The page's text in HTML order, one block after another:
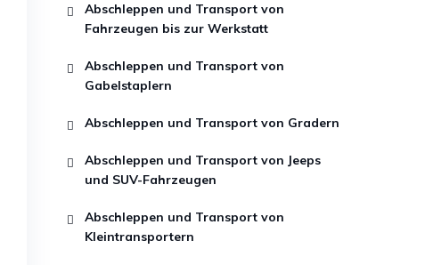
Abschleppen und Transport von
Fahrzeugen bis zur Werkstatt
Abschleppen und Transport von
Gabelstaplern
Abschleppen und Transport von Gradern
Abschleppen und Transport von Jeeps
und SUV-Fahrzeugen
Abschleppen und Transport von
Kleintransportern